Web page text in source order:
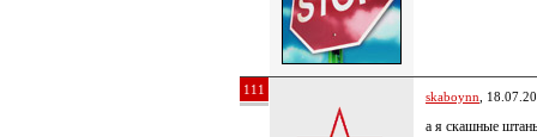
111 skaboynn ,
а я скашные